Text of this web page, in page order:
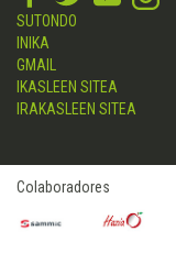
SUTONDO
INIKA
GMAIL
IKASLEEN SITEA
IRAKASLEEN SITEA
Colaboradores